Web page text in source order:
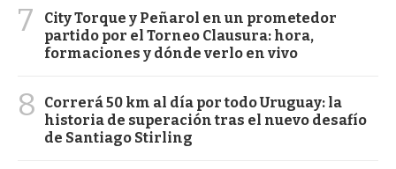
7
City Torque y Peñarol en un prometedor
partido por el Torneo Clausura: hora,
formaciones y dónde verlo en vivo
8
Correrá 50 km al día por todo Uruguay: la
historia de superación tras el nuevo desafío
de Santiago Stirling